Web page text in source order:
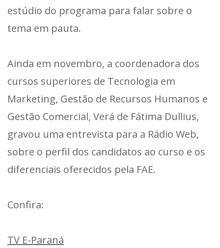
estúdio do programa para falar sobre o
tema em pauta.
Ainda em novembro, a coordenadora dos
cursos superiores de Tecnologia em
Marketing, Gestão de Recursos Humanos e
Gestão Comercial, Verá de Fátima Dullius,
gravou uma entrevista para a Rádio Web,
sobre o perfil dos candidatos ao curso e os
diferenciais oferecidos pela FAE.
Confira:
TV E-Paraná